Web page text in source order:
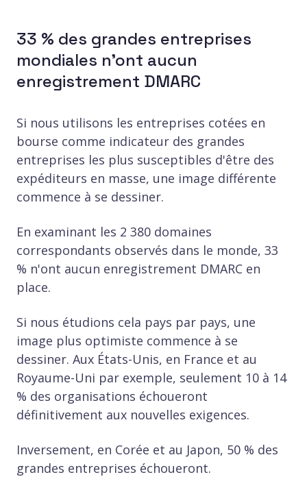
33 % des grandes entreprises
mondiales n'ont aucun
enregistrement DMARC
Si nous utilisons les entreprises cotées en
bourse comme indicateur des grandes
entreprises les plus susceptibles d'être des
expéditeurs en masse, une image différente
commence à se dessiner.
En examinant les 2 380 domaines
correspondants observés dans le monde, 33
% n'ont aucun enregistrement DMARC en
place.
Si nous étudions cela pays par pays, une
image plus optimiste commence à se
dessiner. Aux États-Unis, en France et au
Royaume-Uni par exemple, seulement 10 à 14
% des organisations échoueront
définitivement aux nouvelles exigences.
Inversement, en Corée et au Japon, 50 % des
grandes entreprises échoueront.